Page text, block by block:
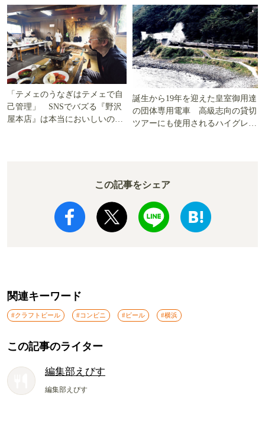
「テメェのうなぎはテメェで自
己管理」 SNSでバズる『野沢
屋本店』は本当においしいの
誕生から19年を迎えた皇室御用達
の団体専用電車 高級志向の貸切
ツアーにも使用されるハイグレー
この記事をシェア
関連キーワード
#クラフトビール #コンビニ #ビール #横浜
この記事のライター
編集部えびす
編集部えびす